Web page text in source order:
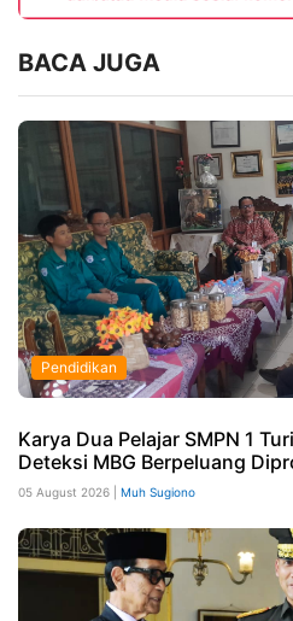
BACA JUGA
Pendidikan
Karya Dua Pelajar SMPN 1
Deteksi MBG Berpeluang
05 August 2026 | Muh Sugiono